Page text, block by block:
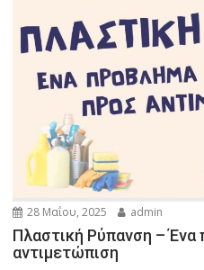
28 Μαΐου, 2025 admin
Πλαστική Ρύπανση – Ένα
αντιμετώπιση